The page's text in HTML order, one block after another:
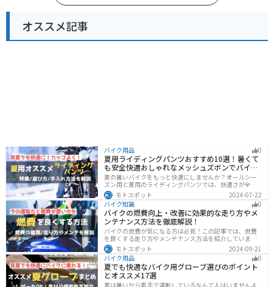
オススメ記事
バイク用品 0
夏用ライディングパンツおすすめ10選！暑くて
も安全快適おしゃれなメッシュズボンでバイク
に乗ろう
夏の暑いバイクをもっと快適にしませんか？オールシー
ズン用と夏用のライディングパンツでは、快適さが全然
違います。生地の大半がメッシュ素材で作られた夏用で
は通気性・透湿性に優れており、熱気を逃しつつ汗をし
っかりと乾かしてくれます。そんな夏用ライディングパ
ンツの選び方や特徴オススメ商品をまとめました。
モトスポット
2024-07-22
バイク知識
0
バイクの燃費向上・改善に効果的な走り方やメ
ンテナンス方法を徹底解説！
バイクの燃費が気になる方は必見！この記事では、燃費
を良くする走り方やメンテナンス方法を紹介していま
す。実は、車体そのものや荷物を軽くすることで、燃費
の向上が可能です。この記事を読めば、燃費を改善する
具体的な方法がわかります。
モトスポット
2024-09-21
バイク用品
0
夏でも快適なバイク用グローブ選びのポイント
とオススメ17選
夏は暑いから素手で運転しているなんて人はいませんよ